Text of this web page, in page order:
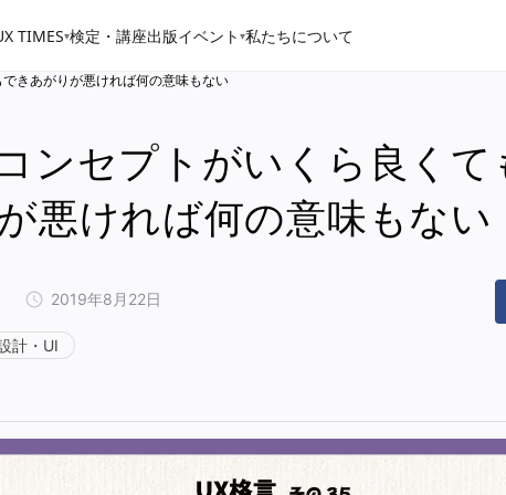
TIMES▾検定・講座出版イベント ▾私たちについて
きあがりが悪ければ何の意味もない
ンセプトがいくら良くて
悪ければ何の意味もない
2019年8月22日
計・UI